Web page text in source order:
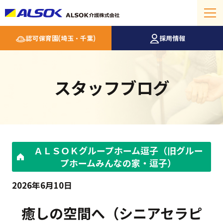
認可保育園(埼玉・千葉) 採用情報
スタッフブログ
ＡＬＳＯＫグループホーム逗子（旧グルー
プホームみんなの家・逗子）
2026年6月10日
癒しの空間へ（シニアセラピ